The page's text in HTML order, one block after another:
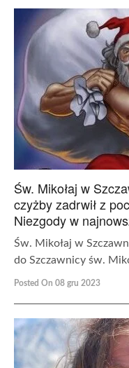
Św. Mikołaj w
czyżby zadrwił z
Niezgody w
Św. Mikołaj w
do Szczawnicy św.
Posted On 08 gru 2023